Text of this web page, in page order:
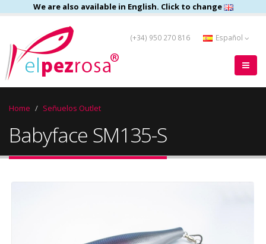
We are also available in English. Click to change
(+34) 950 270 816 Español
Home Señuelos Outlet
Babyface SM135-S